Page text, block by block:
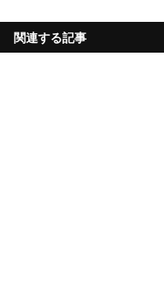
関連する記事